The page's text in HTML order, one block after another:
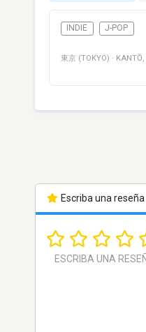
INDIE J-POP
東京 (TOKYO) · KANTŌ,
Escriba una reseña